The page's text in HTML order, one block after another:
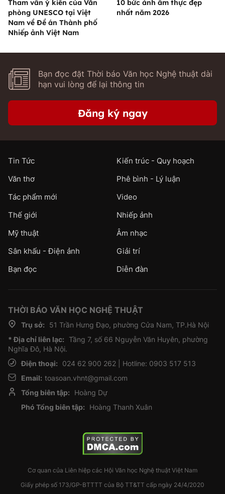
Tham vấn ý kiến của Văn
phòng UNESCO tại Việt
Nam về Đề án Thành phố
Nhiếp ảnh Việt Nam
10 bức ảnh ẩm thực đẹp
nhất năm 2026
Bạn đọc đặt Thời báo Văn học Nghệ thuật dài
hạn vui lòng để lại thông tin
Đăng ký ngay
Tin Tức
Kiến trúc - Quy hoạch
Văn thơ
Phê bình - Lý luận
Tác phẩm mới
Video
Thế giới
Nhiếp ảnh
Mỹ thuật
Âm nhạc
Sân khấu - Điện ảnh
Giải trí
Bạn đọc
Diễn đàn
THỜI BÁO VĂN HỌC NGHỆ THUẬT
Trụ sở:
51 Trần Hưng Đạo, phường Cửa Nam, TP.Hà Nội
* Địa chỉ liên lạc: Tầng 7, số 66 Nguyễn Văn Huyên, phường
Nghĩa Đô, Hà Nội.
Điện thoại:
024 62 900 262 | Hotline: 0903 517 513
Email: toasoan.vhnt@gmail.com
Tổng biên tập:
Hoàng Dự
Phó Tổng biên tập:
Hoàng Thanh Xuân
Cơ quan của Liên hiệp các Hội Văn học Nghệ thuật Việt Nam
Giấy phép số 173/GP-BTTTT của Bộ TT&TT cấp ngày 24/4/2020